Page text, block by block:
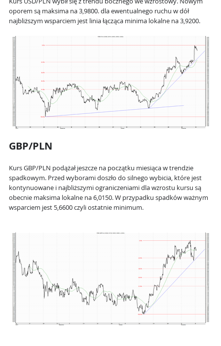
oporem są maksima na 3,9800. dla ewentualnego ruchu w dół
najbliższym wsparciem jest linia łącząca minima lokalne na 3,9200.
GBP/PLN
Kurs GBP/PLN podążał jeszcze na początku miesiąca w trendzie
spadkowym. Przed wyborami doszło do silnego wybicia, które jest
kontynuowane i najbliższymi ograniczeniami dla wzrostu kursu są
obecnie maksima lokalne na 6,0150. W przypadku spadków ważnym
wsparciem jest 5,6600 czyli ostatnie minimum.